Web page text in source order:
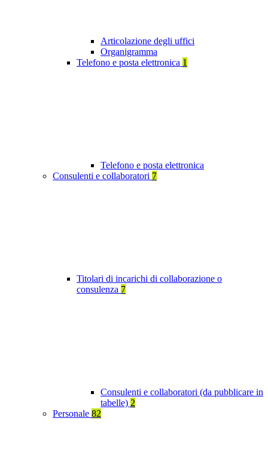
Articolazione degli uffici
Organigramma
Telefono e posta elettronica 1
Telefono e posta elettronica
Consulenti e collaboratori 7
Titolari di incarichi di collaborazione o
consulenza 7
Consulenti e collaboratori (da pubblicare in
tabelle) 2
Personale 82